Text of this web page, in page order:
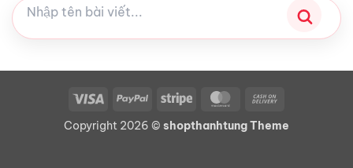
Visa PayPal Stripe MasterCard
Delivery
Copyright 2026 © shopthanhtung Theme